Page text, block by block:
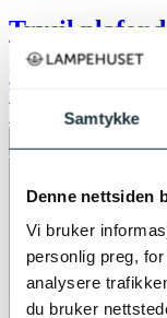
Samtykke
Denne nettsiden
Vi bruker
personlig preg,
analysere
du bruker
Trysil
kr 1 199,-
kr 2 399,-
Siste laveste pris:2
Legg til ønskeliste